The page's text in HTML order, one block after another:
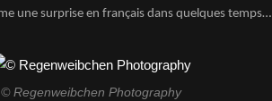
une surprise en français dans quelques temps…
© Regenweibchen Photography